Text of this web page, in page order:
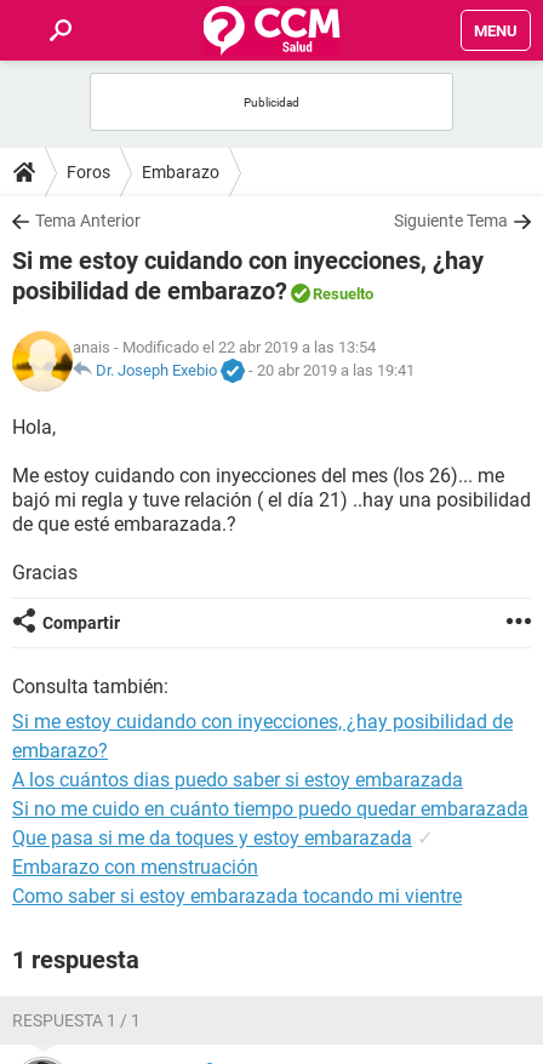
MENU
FOROS
SALUD
FAMILIA
NUTRICIÓN
SEXUALIDAD
GLOSARIO
Foros Embarazo
Tema Anterior Siguiente Tema
Si me estoy cuidando con inyecciones, ¿hay
posibilidad de embarazo?
Resuelto
anais - Modificado el 22 abr 2019 a las 13:54
Dr. Joseph Exebio
- 20 abr 2019 a las 19:41
Hola,
Me estoy cuidando con inyecciones del mes (los 26)... me
bajó mi regla y tuve relación ( el día 21) ..hay una posibilidad
de que esté embarazada.?
Gracias
Compartir
Consulta también:
Si me estoy cuidando con inyecciones, ¿hay posibilidad de
embarazo?
A los cuántos dias puedo saber si estoy embarazada
Si no me cuido en cuánto tiempo puedo quedar embarazada
Que pasa si me da toques y estoy embarazada ✓
Embarazo con menstruación
Como saber si estoy embarazada tocando mi vientre
1 respuesta
RESPUESTA 1 / 1